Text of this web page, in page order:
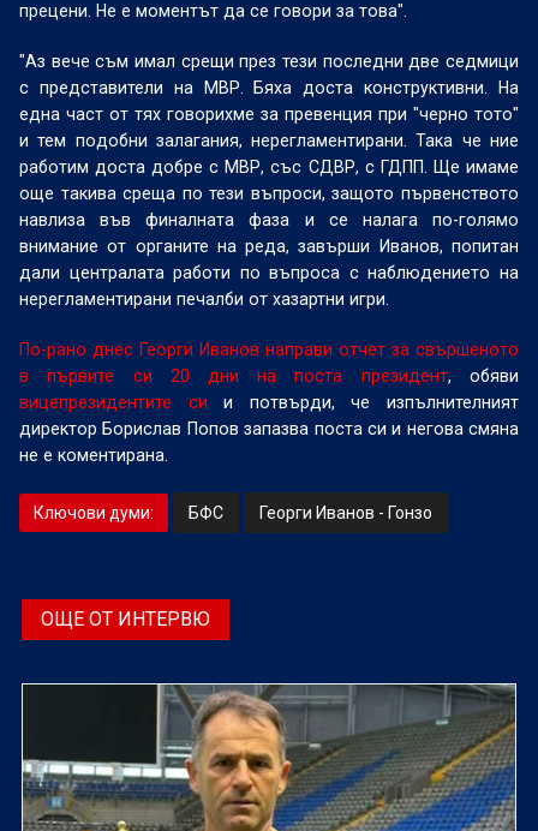
прецени. Не е моментът да се говори за това".
"Аз вече съм имал срещи през тези последни две седмици
с представители на МВР. Бяха доста конструктивни. На
една част от тях говорихме за превенция при "черно тото"
и тем подобни залагания, нерегламентирани. Така че ние
работим доста добре с МВР, със СДВР, с ГДПП. Ще имаме
още такива среща по тези въпроси, защото първенството
навлиза във финалната фаза и се налага по-голямо
внимание от органите на реда, завърши Иванов, попитан
дали централата работи по въпроса с наблюдението на
нерегламентирани печалби от хазартни игри.
По-рано днес Георги Иванов направи отчет за свършеното
в първите си 20 дни на поста президент, обяви
вицепрезидентите си и потвърди, че изпълнителният
директор Борислав Попов запазва поста си и негова смяна
не е коментирана.
Ключови думи: БФС Георги Иванов - Гонзо
ОЩЕ ОТ ИНТЕРВЮ